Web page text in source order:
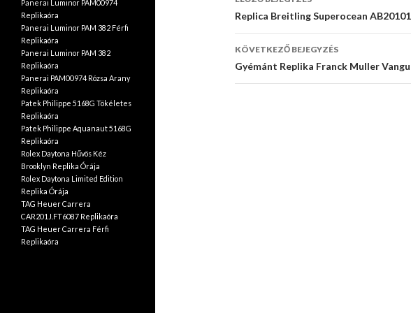
navigáció
Replica Breitling Superocean
KÖVETKEZŐ BEJEGYZÉS
Gyémánt Replika Franck Muller
Panerai Luminor PAM00974
Replikaóra
Panerai Luminor PAM 382 Férfi
Replikaóra
Panerai Luminor PAM 382
Replikaóra
Panerai PAM00974 Rózsa Arany
Replikaóra
Patek Philippe 5168G Tökéletes
Replikaóra
Patek Philippe Aquanaut 5168G
Replikaóra
Rolex Daytona Hűvös Kéz
Brooklyn Replika Órája
Rolex Daytona Limited Edition
Replika Órája
TAG Heuer Carrera
CAR201J.FT6087 Replikaóra
TAG Heuer Carrera Férfi
Replikaóra